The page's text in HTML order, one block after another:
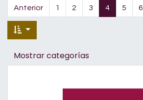
Anterior 1 2 3 4 5 6
Mostrar categorías